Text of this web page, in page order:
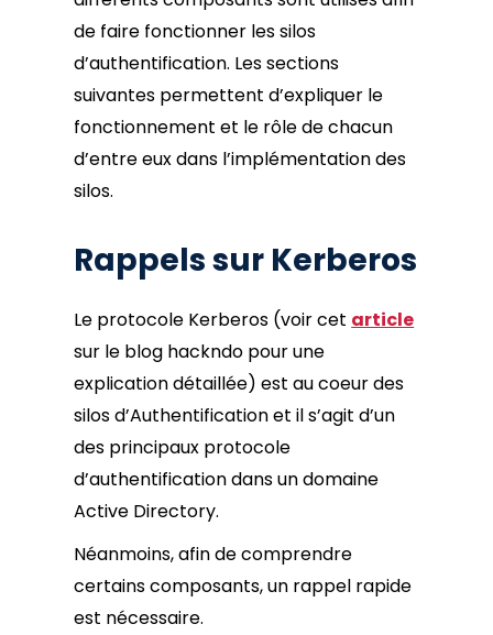
de faire fonctionner les silos
d’authentification. Les sections
suivantes permettent d’expliquer le
fonctionnement et le rôle de chacun
d’entre eux dans l’implémentation des
silos.
Rappels sur Kerberos
Le protocole Kerberos (voir cet article
sur le blog hackndo pour une
explication détaillée) est au coeur des
silos d’Authentification et il s’agit d’un
des principaux protocole
d’authentification dans un domaine
Active Directory.
Néanmoins, afin de comprendre
certains composants, un rappel rapide
est nécessaire.